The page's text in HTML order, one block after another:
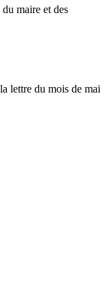
maire et des
lettre du mois de mai